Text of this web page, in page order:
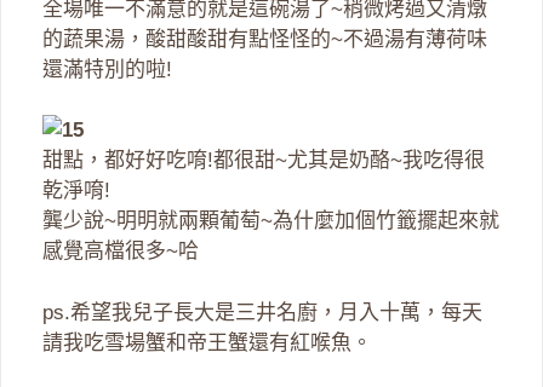
全場唯一不滿意的就是這碗湯了~稍微烤過又清燉
的蔬果湯，酸甜酸甜有點怪怪的~不過湯有薄荷味
還滿特別的啦!
甜點，都好好吃唷!都很甜~尤其是奶酪~我吃得很
乾淨唷!
龔少說~明明就兩顆葡萄~為什麼加個竹籤擺起來就
感覺高檔很多~哈
ps.希望我兒子長大是三井名廚，月入十萬，每天
請我吃雪場蟹和帝王蟹還有紅喉魚。